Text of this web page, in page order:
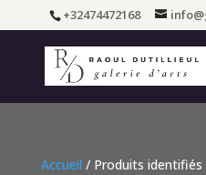
+32474472168
Accueil / Produits identifiés